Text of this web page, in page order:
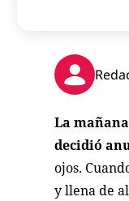
La
decidió
ojos.
y llena de